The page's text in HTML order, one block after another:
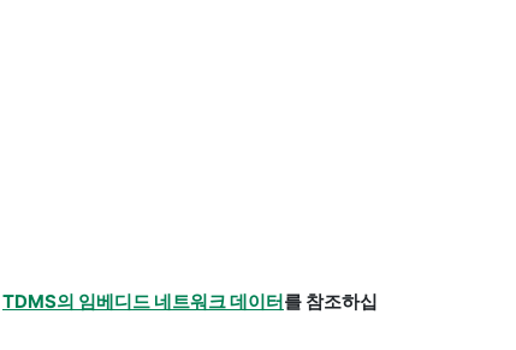
TDMS의 임베디드 네트워크 데이터를 참조하십